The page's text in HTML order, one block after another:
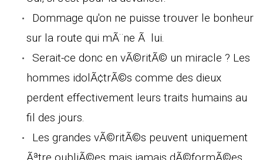
Dommage qu'on ne puisse trouver le bonheur
sur la route qui mÃ¨ne Ã lui.
Serait-ce donc en vÃ©ritÃ© un miracle ? Les
hommes idolÃ¢trÃ©s comme des dieux
perdent effectivement leurs traits humains au
fil des jours.
Les grandes vÃ©ritÃ©s peuvent uniquement
Ãªtre oubliÃ©es mais jamais dÃ©formÃ©es.